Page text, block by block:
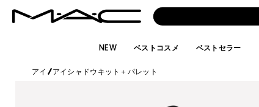
NEW ベストコスメ ベストセラー
アイ /アイシャドウキット＋パレット